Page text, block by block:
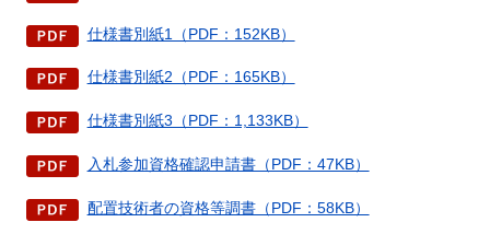
仕様書別紙1（PDF：152KB）
仕様書別紙2（PDF：165KB）
仕様書別紙3（PDF：1,133KB）
入札参加資格確認申請書（PDF：47KB）
配置技術者の資格等調書（PDF：58KB）